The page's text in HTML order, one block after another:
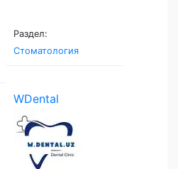
Раздел:
Стоматология
WDental